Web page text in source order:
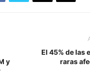
y
El 45% de las
raras